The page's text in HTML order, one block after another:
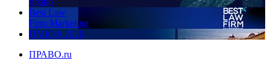
Best Law
Firm Marketing
ПМЮФ 2026
ПРАВО.ru